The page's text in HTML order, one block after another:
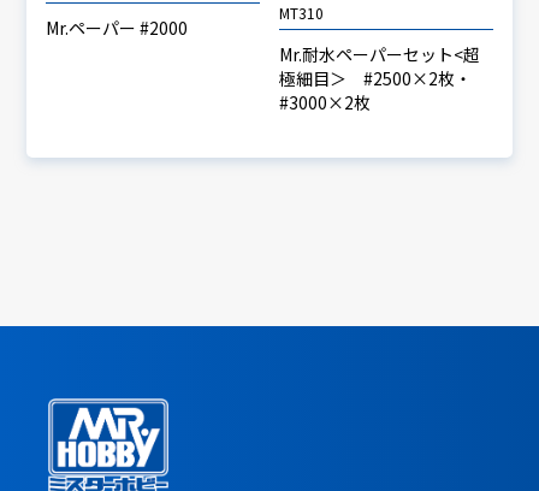
Mr.ペーパー #2000
MT310
Mr.耐水ペーパーセット<超
極細目＞ #2500×2枚・
#3000×2枚